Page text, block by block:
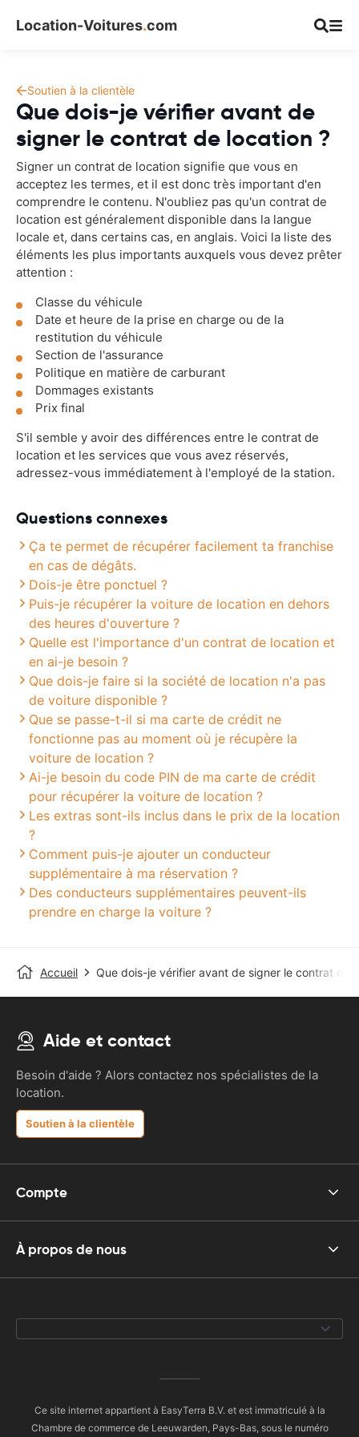
Location-Voitures.com
Soutien à la clientèle
Que dois-je vérifier avant de
signer le contrat de location ?
Signer un contrat de location signifie que vous en
acceptez les termes, et il est donc très important d'en
comprendre le contenu. N'oubliez pas qu'un contrat de
location est généralement disponible dans la langue
locale et, dans certains cas, en anglais. Voici la liste des
éléments les plus importants auxquels vous devez prêter
attention :
Classe du véhicule
Date et heure de la prise en charge ou de la
restitution du véhicule
Section de l'assurance
Politique en matière de carburant
Dommages existants
Prix final
S'il semble y avoir des différences entre le contrat de
location et les services que vous avez réservés,
adressez-vous immédiatement à l'employé de la station.
Questions connexes
Ça te permet de récupérer facilement ta franchise
en cas de dégâts.
Dois-je être ponctuel ?
Puis-je récupérer la voiture de location en dehors
des heures d'ouverture ?
Quelle est l'importance d'un contrat de location et
en ai-je besoin ?
Que dois-je faire si la société de location n'a pas
de voiture disponible ?
Que se passe-t-il si ma carte de crédit ne
fonctionne pas au moment où je récupère la
voiture de location ?
Ai-je besoin du code PIN de ma carte de crédit
pour récupérer la voiture de location ?
Les extras sont-ils inclus dans le prix de la location
?
Comment puis-je ajouter un conducteur
supplémentaire à ma réservation ?
Des conducteurs supplémentaires peuvent-ils
prendre en charge la voiture ?
Accueil Que dois-je vérifier avant de signer le contrat de
Aide et contact
Besoin d'aide ? Alors contactez nos spécialistes de la
location.
Soutien à la clientèle
Compte
À propos de nous
Ce site internet appartient à EasyTerra B.V. et est immatriculé à la
Chambre de commerce de Leeuwarden, Pays-Bas, sous le numéro